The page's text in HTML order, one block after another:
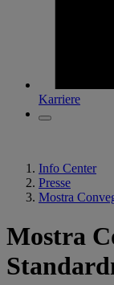
Karriere
Info Center
Presse
Mostra
Mostra